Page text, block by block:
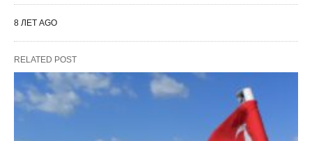
8 ЛЕТ AGO
RELATED POST